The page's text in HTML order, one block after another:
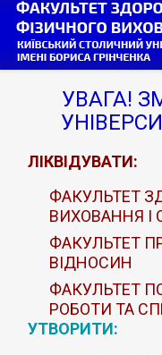
УВАГА!
ЛІКВІДУВАТИ:
ФАКУЛЬТЕТ
ВИХОВАННЯ І
ФАКУЛЬТЕТ
ВІДНОСИН
ФАКУЛЬТЕТ
РОБОТИ ТА
УТВОРИТИ: